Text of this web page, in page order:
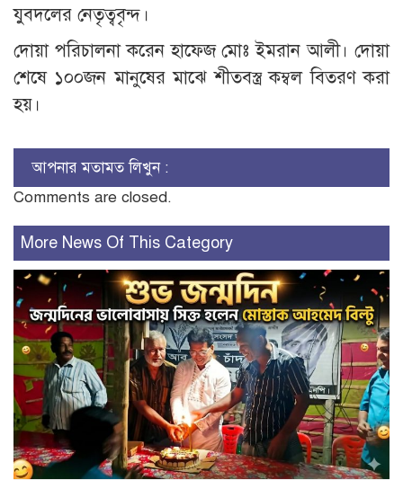
যুবদলের নেতৃত্ববৃন্দ।
দোয়া পরিচালনা করেন হাফেজ মোঃ ইমরান আলী। দোয়া
শেষে ১০০জন মানুষের মাঝে শীতবস্ত্র কম্বল বিতরণ করা
হয়।
আপনার মতামত লিখুন :
Comments are closed.
More News Of This Category